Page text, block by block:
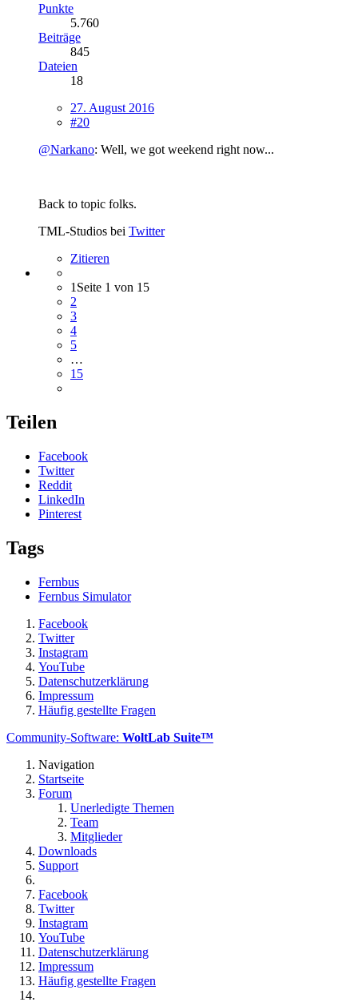
Punkte
5.760
Beiträge
845
Dateien
18
27. August 2016
#20
@Narkano: Well, we got weekend right now...
Back to topic folks.
TML-Studios bei Twitter
Zitieren
1Seite 1 von 15
2
3
4
5
…
15
Teilen
Facebook
Twitter
Reddit
LinkedIn
Pinterest
Tags
Fernbus
Fernbus Simulator
Facebook
Twitter
Instagram
YouTube
Datenschutzerklärung
Impressum
Häufig gestellte Fragen
Community-Software: WoltLab Suite™
Navigation
Startseite
Forum
Unerledigte Themen
Team
Mitglieder
Downloads
Support
Facebook
Twitter
Instagram
YouTube
Datenschutzerklärung
Impressum
Häufig gestellte Fragen